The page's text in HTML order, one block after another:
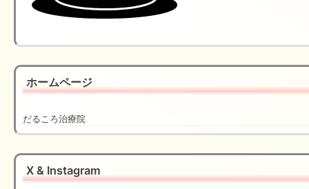
ホームページ
だるころ治療院
X & Instagram